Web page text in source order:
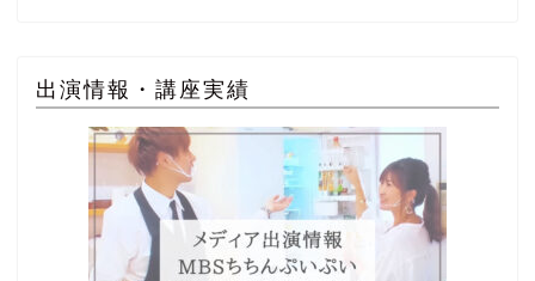
出演情報・講座実績